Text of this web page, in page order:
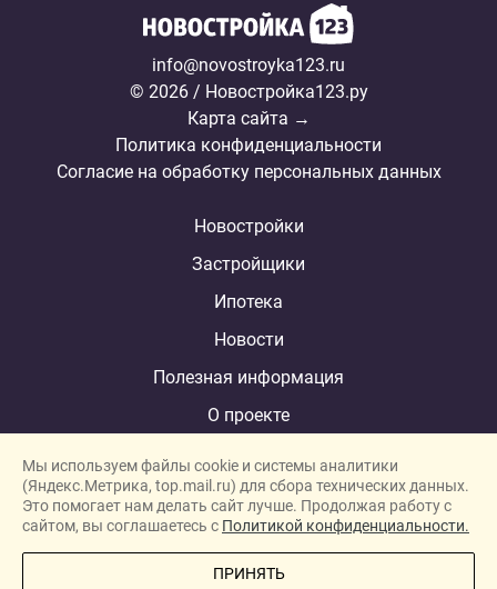
info@novostroyka123.ru
© 2026 / Новостройка123.ру
Карта сайта →
Политика конфиденциальности
Согласие на обработку персональных данных
Новостройки
Застройщики
Ипотека
Новости
Полезная информация
О проекте
New homes in Dubai
New homes in London
Мы используем файлы cookie и системы аналитики
(Яндекс.Метрика, top.mail.ru) для сбора технических данных.
Это помогает нам делать сайт лучше. Продолжая работу с
сайтом, вы соглашаетесь с Политикой конфиденциальности.
ПРИНЯТЬ